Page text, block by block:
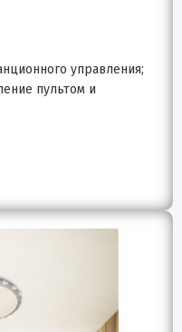
управления;
пультом и